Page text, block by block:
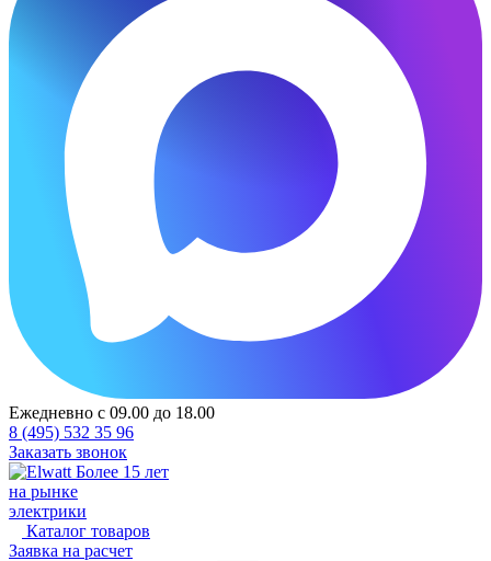
Ежедневно с 09.00 до 18.00
8 (495) 532 35 96
Заказать звонок
Более 15 лет
на рынке
электрики
Каталог товаров
Заявка на расчет